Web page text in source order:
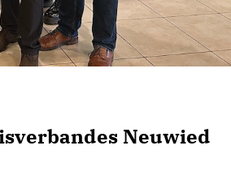
Neuwied